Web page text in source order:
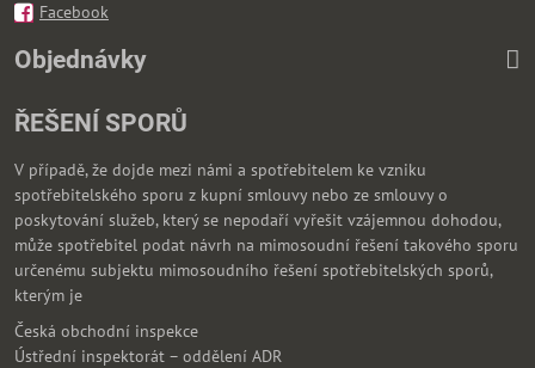
Facebook
Objednávky
ŘEŠENÍ SPORŮ
V případě, že dojde mezi námi a spotřebitelem ke vzniku
spotřebitelského sporu z kupní smlouvy nebo ze smlouvy o
poskytování služeb, který se nepodaří vyřešit vzájemnou dohodou,
může spotřebitel podat návrh na mimosoudní řešení takového sporu
určenému subjektu mimosoudního řešení spotřebitelských sporů,
kterým je
Česká obchodní inspekce
Ústřední inspektorát – oddělení ADR